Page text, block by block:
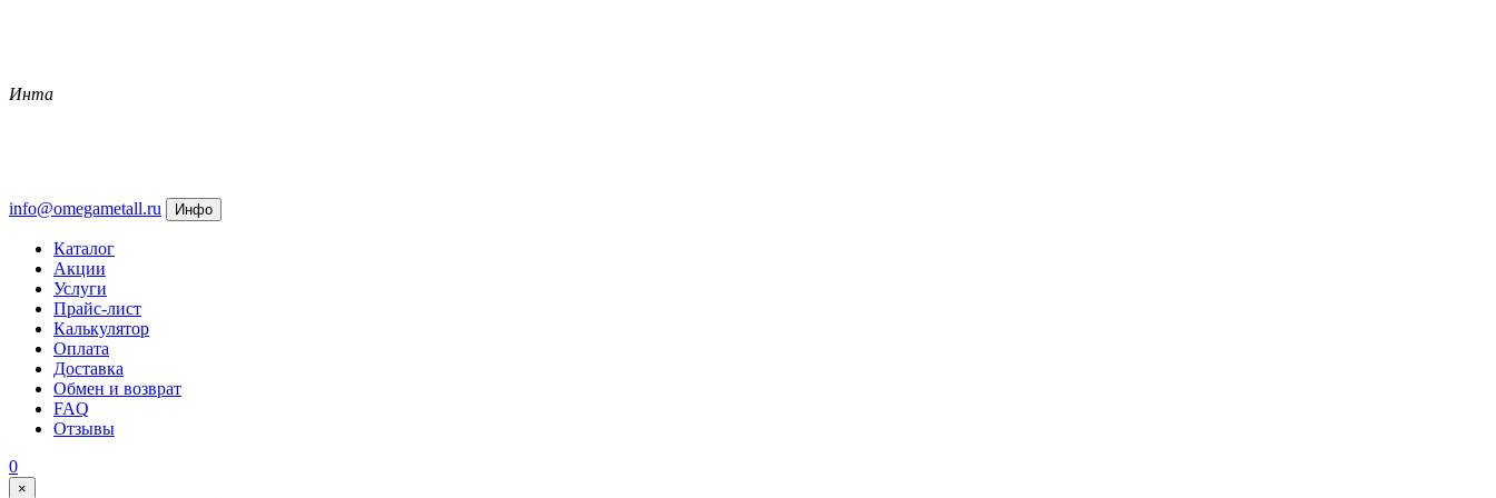
Инта
info@omegametall.ru Инфо
Каталог
Акции
Услуги
Прайс-лист
Калькулятор
Оплата
Доставка
Обмен и возврат
FAQ
Отзывы
0
×